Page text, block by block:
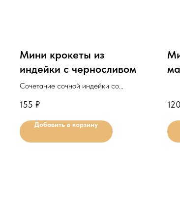
Мини крокеты из
индейки с черносливом
Сочетание сочной индейки со
панировке.
Минимальное количество для
заказа: 10шт.
155 ₽
Добавить в корзину
120